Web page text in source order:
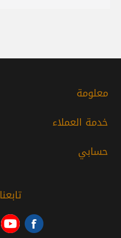
معلومة
خدمة العملاء
حسابي
تابعنا